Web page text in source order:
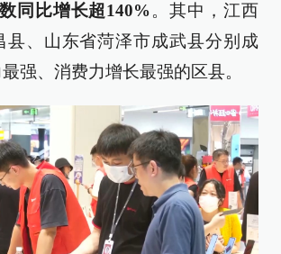
同比增长超140%。其中，江西
县、山东省菏泽市成武县分别成
强、消费力增长最强的区县。